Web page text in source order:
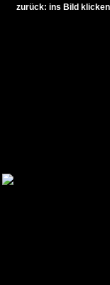
zurück: ins Bild klicken